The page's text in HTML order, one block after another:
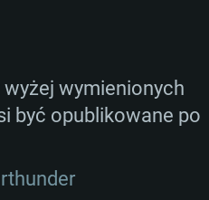
obsługująca
Internet
(pełny klient)
Vega II lub
Internet
(pełny klient)
1060 nowymi
nowymi
(minimalna
Vulkan
Internet
wymienionych
być opublikowane po